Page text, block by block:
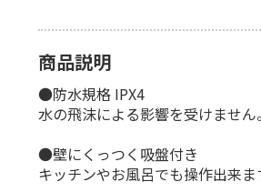
商品説明
●防水規格 IPX4
水の飛沫による影響を受けません。
●壁にくっつく吸盤付き
キッチンやお風呂でも操作出来ま